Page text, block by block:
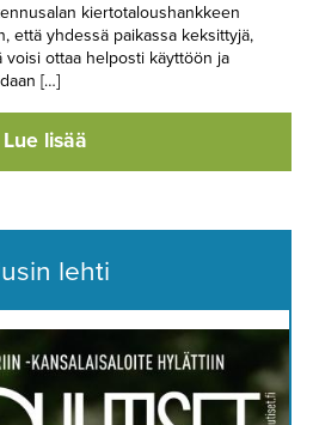
kiertotaloushankkeen
että yhdessä paikassa keksittyjä,
voisi ottaa helposti käyttöön ja
[…]
Lue lisää
lehti